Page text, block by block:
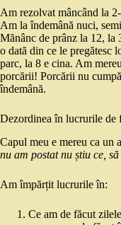
Am rezolvat mâncând la
Am la îndemână nuci,
Mănânc de prânz la 12, la
o dată din ce le pregătesc
parc, la 8 e cina. Am
porcării! Porcării nu
îndemână.
Dezordinea în lucrurile de
Capul meu e mereu ca un
nu am postat nu știu ce,
Am împărțit lucrurile în:
Ce am de făcut